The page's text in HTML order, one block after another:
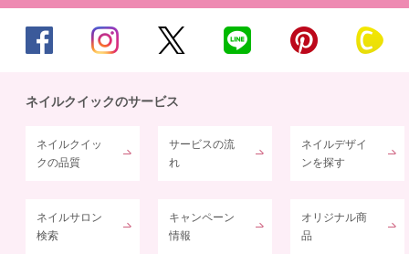
ネイルクイックのサービス
ネイルクイッ
クの品質
サービスの流
れ
ネイルデザイ
ンを探す
ネイルサロン
検索
キャンペーン
情報
オリジナル商
品